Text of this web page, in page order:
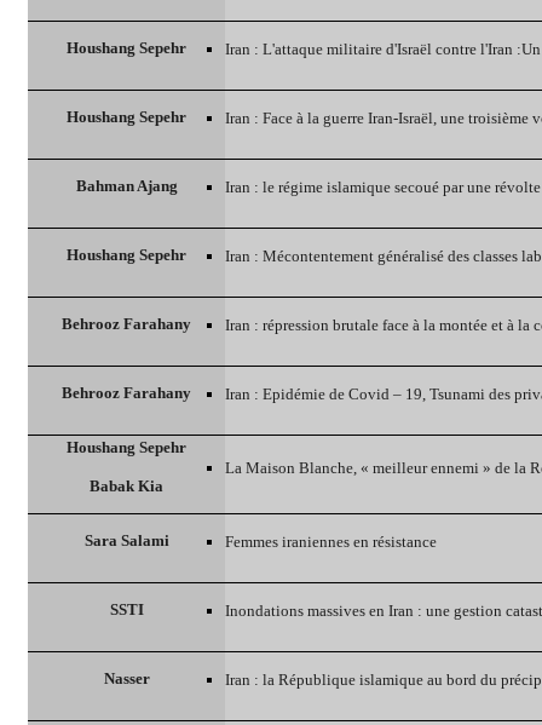
Houshang Sepehr Iran : L'attaque militaire d'Israël contre l'Iran
Houshang Sepehr Iran : Face à la guerre Iran-Israël, une troisième
Bahman Ajang Iran : le régime islamique secoué par une
Houshang Sepehr Iran : Mécontentement généralisé des classes
Behrooz Farahany Iran : répression brutale face à la montée et à la
Behrooz Farahany Iran : Epidémie de Covid – 19, Tsunami des
Houshang Sepehr
Babak Kia
La Maison Blanche, « meilleur ennemi » de la
Sara Salami Femmes iraniennes en résistance ‎
SSTI Inondations massives en Iran : une gestion
Nasser Iran : la République islamique au bord du